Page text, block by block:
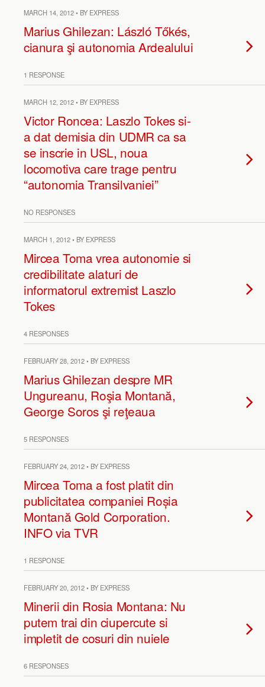
MARCH 14, 2012 • BY EXPRESS
Marius Ghilezan: László Tőkés,
cianura şi autonomia Ardealului
1 RESPONSE
MARCH 12, 2012 • BY EXPRESS
Victor Roncea: Laszlo Tokes si-
a dat demisia din UDMR ca sa
se inscrie in USL, noua
locomotiva care trage pentru
“autonomia Transilvaniei”
NO RESPONSES
MARCH 1, 2012 • BY EXPRESS
Mircea Toma vrea autonomie si
credibilitate alaturi de
informatorul extremist Laszlo
Tokes
4 RESPONSES
FEBRUARY 28, 2012 • BY EXPRESS
Marius Ghilezan despre MR
Ungureanu, Roşia Montană,
George Soros şi reţeaua
5 RESPONSES
FEBRUARY 24, 2012 • BY EXPRESS
Mircea Toma a fost platit din
publicitatea companiei Roșia
Montană Gold Corporation.
INFO via TVR
1 RESPONSE
FEBRUARY 20, 2012 • BY EXPRESS
Minerii din Rosia Montana: Nu
putem trai din ciupercute si
impletit de cosuri din nuiele
6 RESPONSES